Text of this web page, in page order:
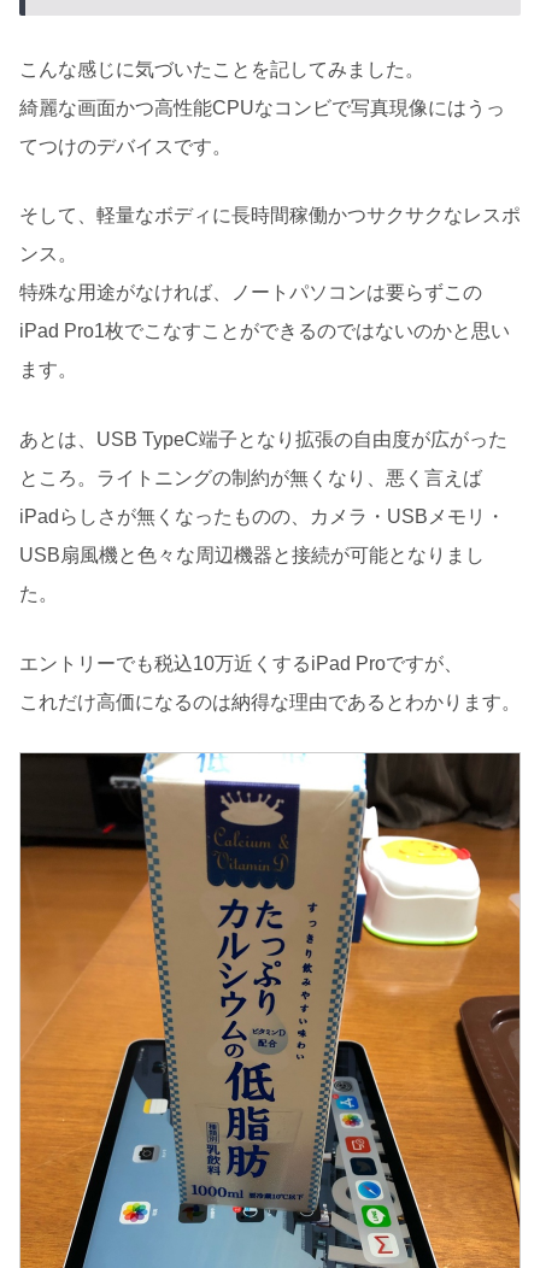
こんな感じに気づいたことを記してみました。
綺麗な画面かつ高性能CPUなコンビで写真現像にはうっ
てつけのデバイスです。
そして、軽量なボディに長時間稼働かつサクサクなレスポ
ンス。
特殊な用途がなければ、ノートパソコンは要らずこの
iPad Pro1枚でこなすことができるのではないのかと思い
ます。
あとは、USB TypeC端子となり拡張の自由度が広がった
ところ。ライトニングの制約が無くなり、悪く言えば
iPadらしさが無くなったものの、カメラ・USBメモリ・
USB扇風機と色々な周辺機器と接続が可能となりまし
た。
エントリーでも税込10万近くするiPad Proですが、
これだけ高価になるのは納得な理由であるとわかります。